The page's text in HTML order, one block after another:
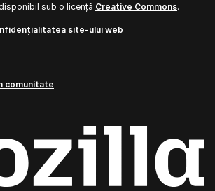
sub o licență Creative Commons.
site-ului web
comunitate